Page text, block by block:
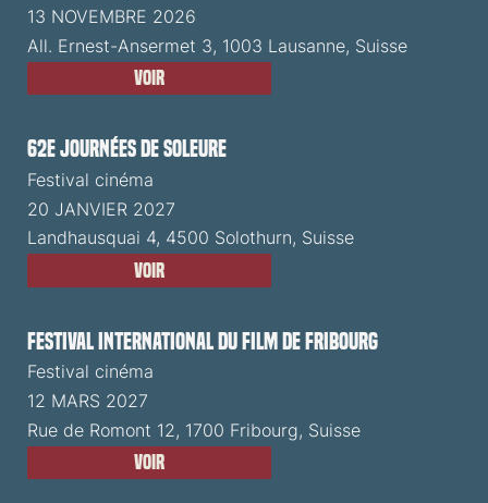
13 NOVEMBRE 2026
All. Ernest-Ansermet 3, 1003 Lausanne, Suisse
Voir
62e Journées de Soleure
Festival cinéma
20 JANVIER 2027
Landhausquai 4, 4500 Solothurn, Suisse
Voir
Festival International du Film de Fribourg
Festival cinéma
12 MARS 2027
Rue de Romont 12, 1700 Fribourg, Suisse
Voir